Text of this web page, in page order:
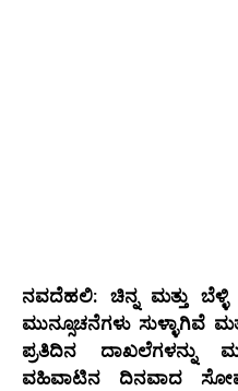
ನವದೆಹಲಿ: ಚಿನ್ನ ಮತ್ತು
ಮುನ್ಸೂಚನೆಗಳು ಸುಳ್ಳಾಗಿವೆ
ಪ್ರತಿದಿನ ದಾಖಲೆಗಳನ್ನು
ವಹಿವಾಟಿನ ದಿನವಾದ